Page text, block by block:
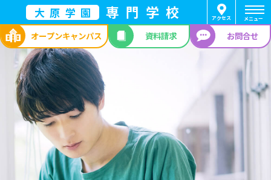
大原学園 専門学校 アクセス メニュー
オープンキャンパス 資料請求 お問合せ